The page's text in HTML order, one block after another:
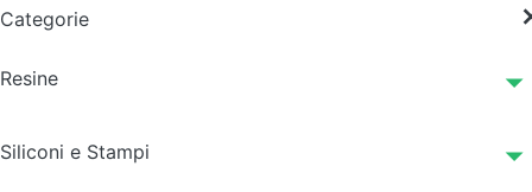
Categorie
Resine
Siliconi e Stampi